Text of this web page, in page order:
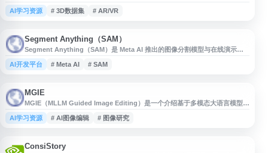
Objaverse 1.0 收录超过 80 万个带标注的 3D 对象，面向计算机视觉、三维生
成、机器人学习、AR/VR 与多模态研究等场景。该网站提供数据集介绍、资
AI学习资源 # 3D数据集 # AR/VR
Segment Anything（SAM）
Segment Anything（SAM）是 Meta AI 推出的图像分割模型与在线演示平
台，支持通过点击、框选等交互方式快速生成图像中目标对象的分割掩码。网
站提供 SAM 模型介绍、演示体验、论文与相关资源，适合计算机视觉、图像
AI开发平台 # Meta AI # SAM
MGIE
MGIE（MLLM Guided Image Editing）是一个介绍基于多模态大语言模型进
行图像编辑研究的项目页面，展示相关方法、示例效果、论文与代码资源。网
站内容聚焦通过自然语言指令理解图像编辑需求，并结合视觉语言模型提升编
AI学习资源 # AI图像编辑 # 图像研究
ConsiStory